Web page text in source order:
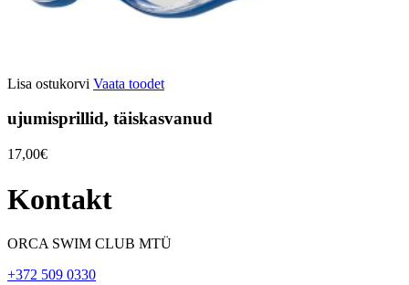
Lisa ostukorvi Vaata toodet
ujumisprillid, täiskasvanud
17,00€
Kontakt
ORCA SWIM CLUB MTÜ
+372 509 0330